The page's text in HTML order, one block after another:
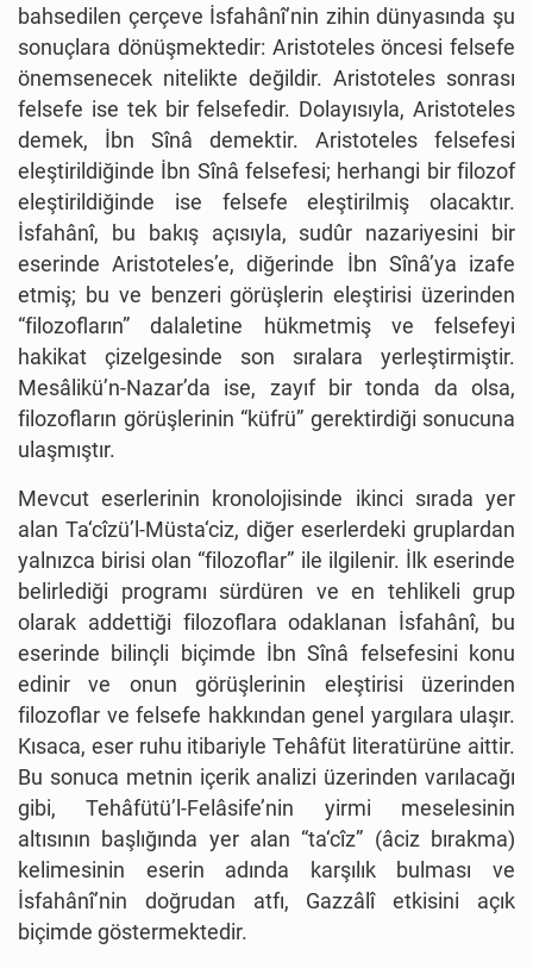
bahsedilen çerçeve İsfahânî’nin zihin dünyasında şu
sonuçlara dönüşmektedir: Aristoteles öncesi felsefe
önemsenecek nitelikte değildir. Aristoteles sonrası
felsefe ise tek bir felsefedir. Dolayısıyla, Aristoteles
demek, İbn Sînâ demektir. Aristoteles felsefesi
eleştirildiğinde İbn Sînâ felsefesi; herhangi bir filozof
eleştirildiğinde ise felsefe eleştirilmiş olacaktır.
İsfahânî, bu bakış açısıyla, sudûr nazariyesini bir
eserinde Aristoteles’e, diğerinde İbn Sînâ’ya izafe
etmiş; bu ve benzeri görüşlerin eleştirisi üzerinden
“filozofların” dalaletine hükmetmiş ve felsefeyi
hakikat çizelgesinde son sıralara yerleştirmiştir.
Mesâlikü’n-Nazar’da ise, zayıf bir tonda da olsa,
filozofların görüşlerinin “küfrü” gerektirdiği sonucuna
ulaşmıştır.
Mevcut eserlerinin kronolojisinde ikinci sırada yer
alan Ta‘cîzü’l-Müsta‘ciz, diğer eserlerdeki gruplardan
yalnızca birisi olan “filozoflar” ile ilgilenir. İlk eserinde
belirlediği programı sürdüren ve en tehlikeli grup
olarak addettiği filozoflara odaklanan İsfahânî, bu
eserinde bilinçli biçimde İbn Sînâ felsefesini konu
edinir ve onun görüşlerinin eleştirisi üzerinden
filozoflar ve felsefe hakkından genel yargılara ulaşır.
Kısaca, eser ruhu itibariyle Tehâfüt literatürüne aittir.
Bu sonuca metnin içerik analizi üzerinden varılacağı
gibi, Tehâfütü’l-Felâsife’nin yirmi meselesinin
altısının başlığında yer alan “ta‘cîz” (âciz bırakma)
kelimesinin eserin adında karşılık bulması ve
İsfahânî’nin doğrudan atfı, Gazzâlî etkisini açık
biçimde göstermektedir.